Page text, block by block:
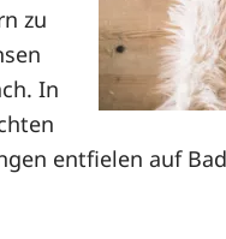
zu
In
entfielen auf